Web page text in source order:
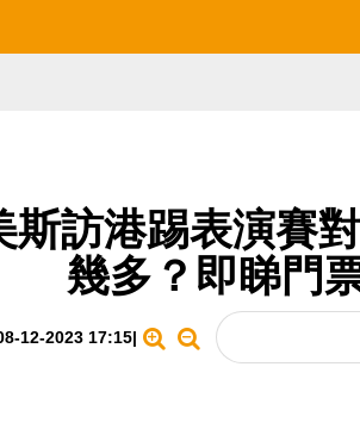
斯訪港踢表演賽
幾多？即睇門
12-2023 17:15|